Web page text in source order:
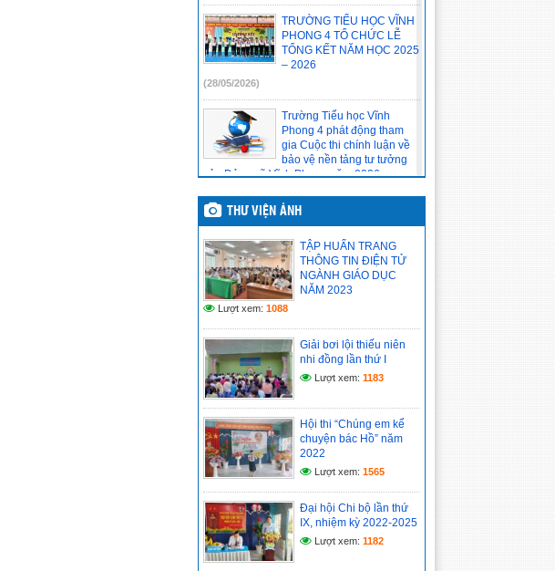
TRƯỜNG TIỂU HỌC VĨNH
PHONG 4 TỔ CHỨC LỄ
TỔNG KẾT NĂM HỌC 2025
– 2026
(28/05/2026)
Trường Tiểu học Vĩnh
Phong 4 phát động tham
gia Cuộc thi chính luận về
bảo vệ nền tảng tư tưởng
của Đảng xã Vĩnh Phong năm 2026
Tập thể Đảng viên, viên
chức, người lao động của
đơn vị tham gia học tập
Nghị quyết Hội nghị lần thứ
hai Ban Chấp hành Trung ương Đảng khoá
XIV
(14/05/2026)
Chi bộ cơ sở trường Tiểu
học Vĩnh Phong 4 báo cáo
kết quả tổ chức học tập,
quán triệt Nghị quyết Hội
nghị lần thứ hai Ban Chấp hành Trung
ương Đảng khóa XIV
(14/05/2026)
CHI BỘ CƠ SỞ TRƯỜNG
TỔ CHỨC HỌC TẬP, QUÁN
TRIỆT NGHỊ QUYẾT HỘI
NGHỊ LẦN THỨ II BAN CHẤP HÀNH
TRUNG ƯƠNG ĐẢNG KHÓA XIV
(14/05/2026)
THƯ VIỆN ẢNH
TẬP HUẤN TRANG
THÔNG TIN ĐIỆN TỬ
NGÀNH GIÁO DỤC
NĂM 2023
Lượt xem: 1088
Giải bơi lội thiếu niên
nhi đồng lần thứ I
Lượt xem: 1183
Hội thi “Chúng em kể
chuyện bác Hồ” năm
2022
Lượt xem: 1565
Đại hội Chi bộ lần thứ
IX, nhiệm kỳ 2022-2025
Lượt xem: 1182